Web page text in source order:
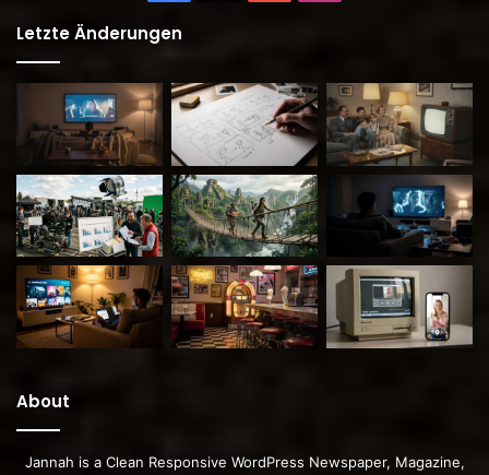
Letzte Änderungen
About
Jannah is a Clean Responsive WordPress Newspaper, Magazine,